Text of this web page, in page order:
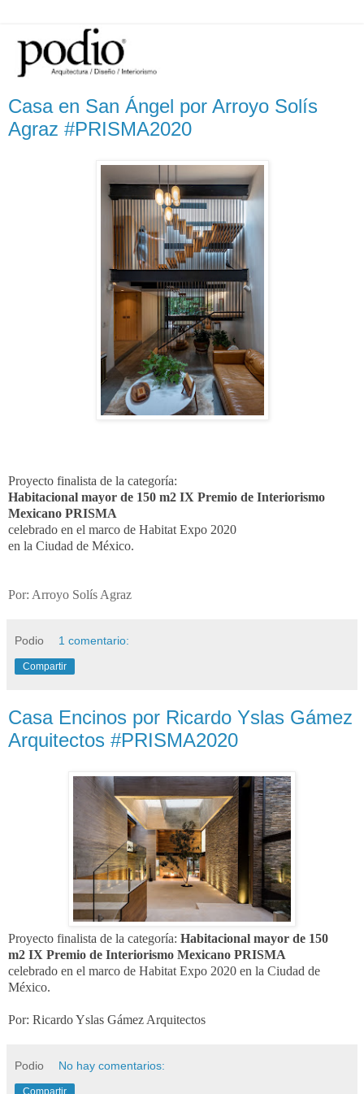
Casa en San Ángel por Arroyo Solís
Agraz #PRISMA2020
Proyecto finalista de la categoría:
Habitacional mayor de 150 m2 IX Premio de Interiorismo
Mexicano PRISMA
celebrado en el marco de Habitat Expo 2020
en la Ciudad de México.
Por: Arroyo Solís Agraz
Podio 1 comentario:
Compartir
Casa Encinos por Ricardo Yslas Gámez
Arquitectos #PRISMA2020
Proyecto finalista de la categoría: Habitacional mayor de 150
m2 IX Premio de Interiorismo Mexicano PRISMA
celebrado en el marco de Habitat Expo 2020 en la Ciudad de
México.
Por: Ricardo Yslas Gámez Arquitectos
Podio No hay comentarios:
Compartir